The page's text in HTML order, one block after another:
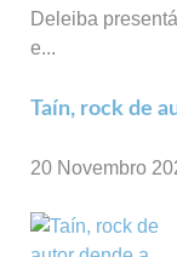
Deleiba
e...
Taín, rock de
20 Novembro